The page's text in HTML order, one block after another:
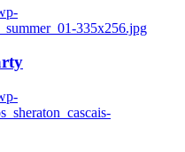
335x256.jpg